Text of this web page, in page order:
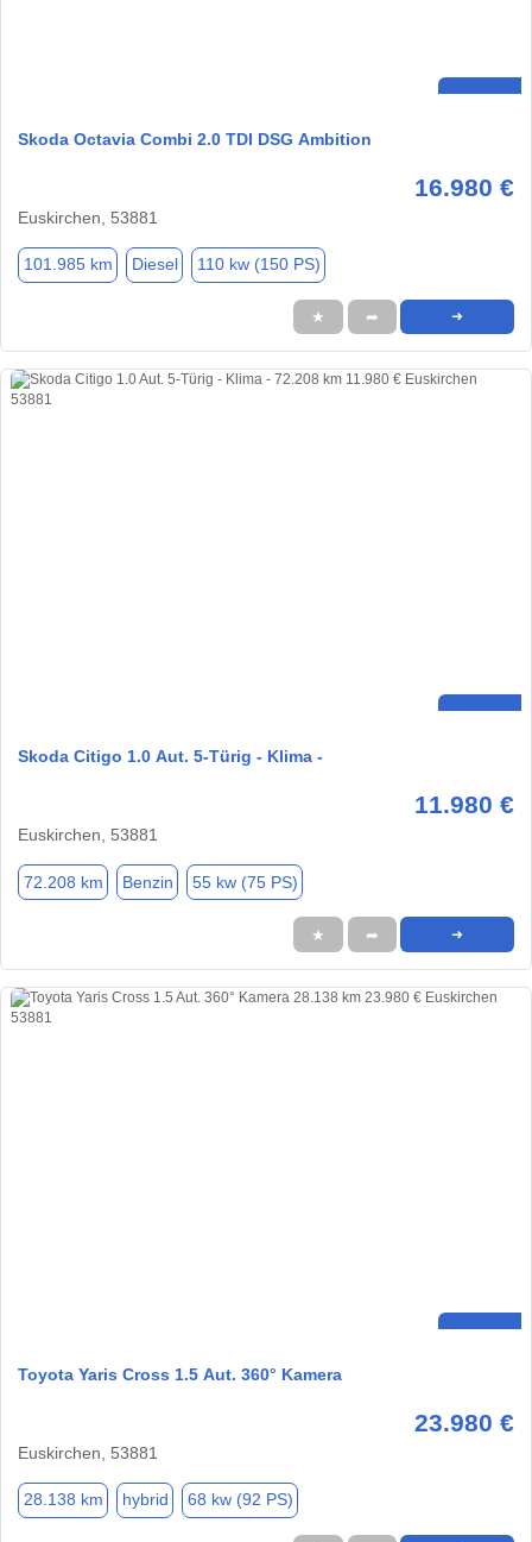
Skoda Octavia Combi 2.0 TDI DSG Ambition
16.980 €
Euskirchen, 53881
101.985 km Diesel 110 kw (150 PS)
★ ➦ ➜
Skoda Citigo 1.0 Aut. 5-Türig - Klima -
11.980 €
Euskirchen, 53881
72.208 km Benzin 55 kw (75 PS)
★ ➦ ➜
Toyota Yaris Cross 1.5 Aut. 360° Kamera
23.980 €
Euskirchen, 53881
28.138 km hybrid 68 kw (92 PS)